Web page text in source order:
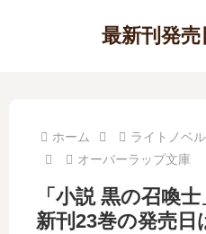
最新刊発
ホーム
ライトノベ
オーバーラップ文庫
「小説 黒の召喚
新刊23巻の発売日